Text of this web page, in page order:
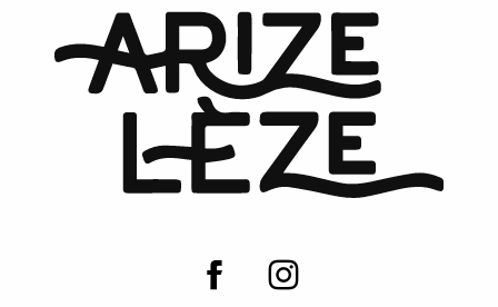
Camping à la Ferme de Castel Pouzouilh
Cámping y zona de autocaravanas
Aire de camping-cars de Laouzy